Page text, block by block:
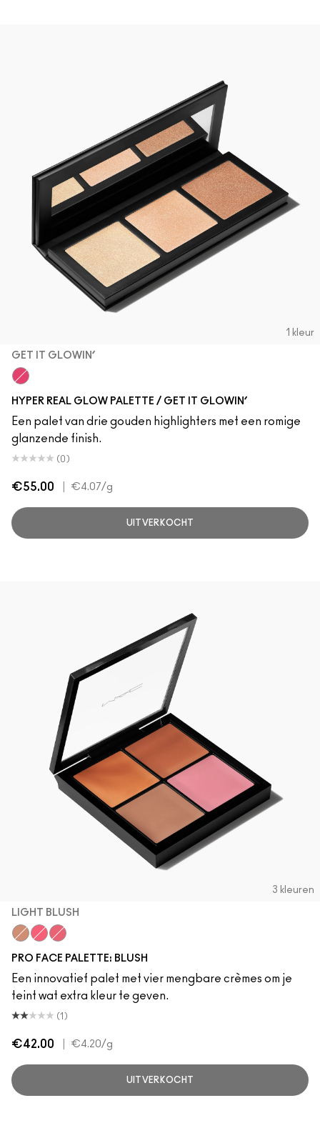
1 kleur
GET IT GLOWIN’
HYPER REAL GLOW PALETTE / GET IT GLOWIN’
Een palet van drie gouden highlighters met een romige
glanzende finish.
(0)
€55.00 €4.07/g
UITVERKOCHT
3 kleuren
LIGHT BLUSH
PRO FACE PALETTE: BLUSH
Een innovatief palet met vier mengbare crèmes om je
teint wat extra kleur te geven.
(1)
€42.00 €4.20/g
UITVERKOCHT